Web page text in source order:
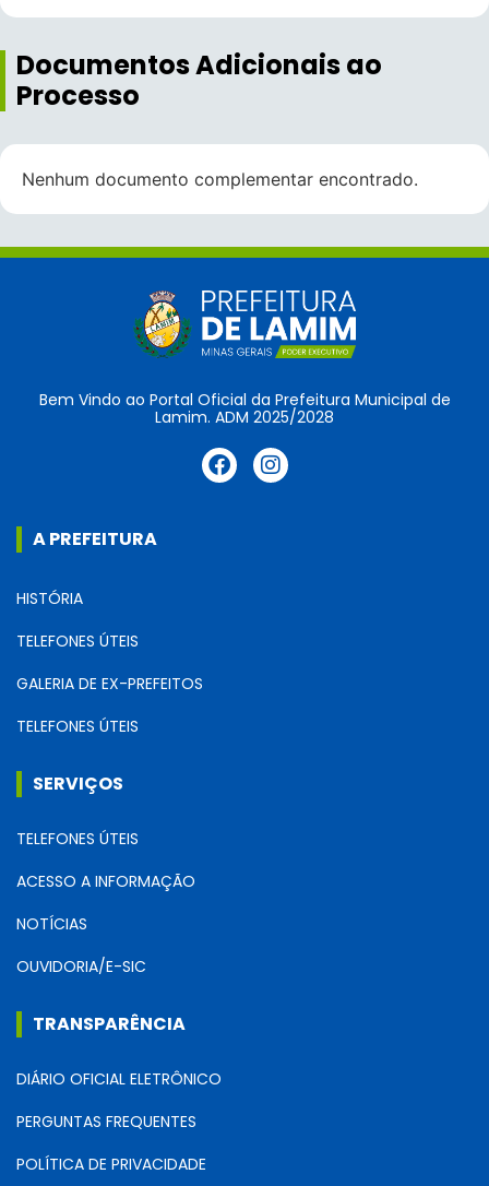
Documentos Adicionais ao
Processo
Nenhum documento complementar encontrado.
Bem Vindo ao Portal Oficial da Prefeitura Municipal de
Lamim. ADM 2025/2028
A PREFEITURA
HISTÓRIA
TELEFONES ÚTEIS
GALERIA DE EX-PREFEITOS
TELEFONES ÚTEIS
SERVIÇOS
TELEFONES ÚTEIS
ACESSO A INFORMAÇÃO
NOTÍCIAS
OUVIDORIA/E-SIC
TRANSPARÊNCIA
DIÁRIO OFICIAL ELETRÔNICO
PERGUNTAS FREQUENTES
POLÍTICA DE PRIVACIDADE